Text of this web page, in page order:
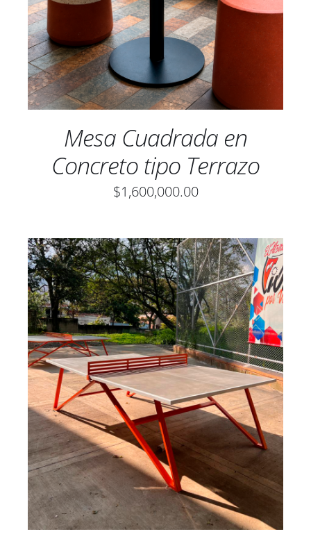
Mesa Cuadrada en
Concreto tipo Terrazo
$1,600,000.00
AÑADIR AL CARRITO
DETALLES